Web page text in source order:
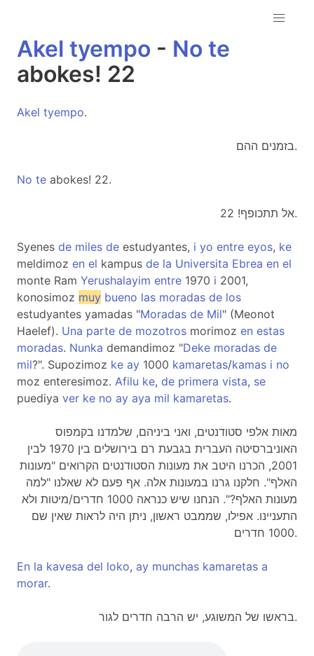
Akel tyempo - No te
abokes! 22
Akel tyempo.
בזמנים ההם.
No te abokes! 22.
אל תתכופף! 22.
Syenes de miles de estudyantes, i yo entre eyos, ke
meldimoz en el kampus de la Universita Ebrea en el
monte Ram Yerushalayim entre 1970 i 2001,
konosimoz muy bueno las moradas de los
estudyantes yamadas "Moradas de Mil" (Meonot
Haelef). Una parte de mozotros morimoz en estas
moradas. Nunka demandimoz "Deke moradas de
mil?". Supozimoz ke ay 1000 kamaretas/kamas i no
moz enteresimoz. Afilu ke, de primera vista, se
puediya ver ke no ay aya mil kamaretas.
מאות אלפי סטודנטים, ואני ביניהם, שלמדנו בקמפוס
האוניברסיטה העברית בגבעת רם בירושלים בין 1970 לבין
2001, הכרנו היטב את מעונות הסטודנטים הקרואים "מעונות
האלף". חלקנו גרנו במעונות אלה. אף פעם לא שאלנו "למה
מעונות האלף?". הנחנו שיש כנראה 1000 חדרים/מיטות ולא
התעניינו. אפילו, שממבט ראשון, ניתן היה לראות שאין שם
1000 חדרים.
En la kavesa del loko, ay munchas kamaretas a
morar.
בראשו של המשוגע, יש הרבה חדרים לגור.